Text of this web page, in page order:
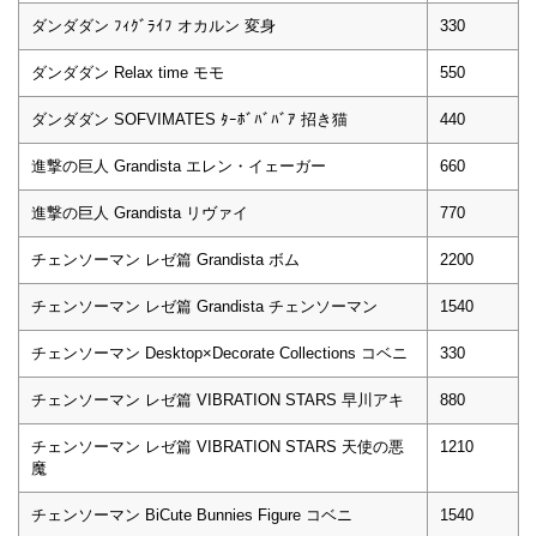
ダンダダン ﾌｨｸﾞﾗｲﾌ オカルン 変身 330
ダンダダン Relax time モモ 550
ダンダダン SOFVIMATES ﾀｰﾎﾞﾊﾞﾊﾞｱ 招き猫 440
進撃の巨人 Grandista エレン・イェーガー 660
進撃の巨人 Grandista リヴァイ 770
チェンソーマン レゼ篇 Grandista ボム 2200
チェンソーマン レゼ篇 Grandista チェンソーマン 1540
チェンソーマン Desktop×Decorate Collections コベニ 330
チェンソーマン レゼ篇 VIBRATION STARS 早川アキ 880
チェンソーマン レゼ篇 VIBRATION STARS 天使の悪
魔
1210
チェンソーマン BiCute Bunnies Figure コベニ 1540